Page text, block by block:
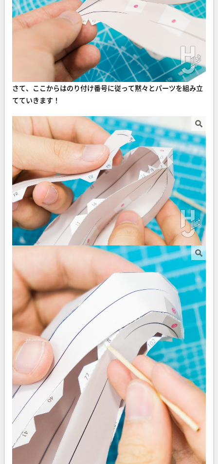
さて、ここからはのり付け番号に従って黙々とパーツを組み立
てていきます！